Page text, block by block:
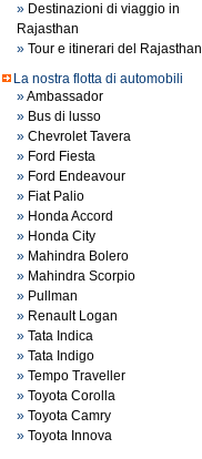
» Destinazioni di viaggio in
Rajasthan
» Tour e itinerari del Rajasthan
La nostra flotta di automobili
»Ambassador
» Bus di lusso
» Chevrolet Tavera
» Ford Fiesta
» Ford Endeavour
» Fiat Palio
» Honda Accord
» Honda City
» Mahindra Bolero
» Mahindra Scorpio
» Pullman
» Renault Logan
» Tata Indica
» Tata Indigo
» Tempo Traveller
» Toyota Corolla
» Toyota Camry
» Toyota Innova